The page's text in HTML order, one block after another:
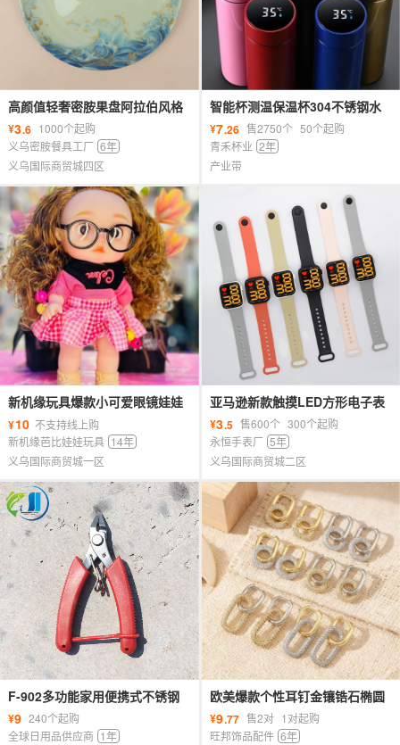
高颜值轻奢密胺果盘阿拉伯风格
复古水果盘pet金色奢华时尚花边
¥3.6 1000个起购
义乌密胺餐具工厂 6年
义乌国际商贸城四区
智能杯测温保温杯304不锈钢水
杯简约创意便携杯子家用礼品定
制
¥7.26 售2750个 50个起购
青禾杯业 2年
产业带
新机缘玩具爆款小可爱眼镜娃娃
洛熙公主原创设计女孩礼物礼盒
¥10 不支持线上购
新机缘芭比娃娃玩具 14年
义乌国际商贸城一区
亚马逊新款触摸LED方形电子表
大数字时尚简约游泳防水手环手
表潮
¥3.5 售600个 300个起购
永恒手表厂 5年
义乌国际商贸城二区
F-902多功能家用便携式不锈钢
路亚钳剪刀船钓路亚海钓
scissors
¥9 240个起购
全球日用品供应商 1年
欧美爆款个性耳钉金镶锆石椭圆
耳环女几何镂空满钻轻奢双环耳
扣女
¥9.77 售2对 1对起购
旺邦饰品配件 6年